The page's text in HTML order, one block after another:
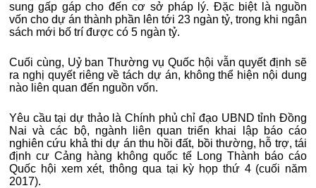
sung gấp gáp cho đến cơ sở pháp lý. Đặc biệt là nguồn
vốn cho dự án thành phần lên tới 23 ngàn tỷ, trong khi ngân
sách mới bố trí được có 5 ngàn tỷ.
Cuối cùng, Uỷ ban Thường vụ Quốc hội vẫn quyết định sẽ
ra nghị quyết riêng về tách dự án, không thể hiện nội dung
nào liên quan đến nguồn vốn.
Yêu cầu tại dự thảo là Chính phủ chỉ đạo UBND tỉnh Đồng
Nai và các bộ, ngành liên quan triển khai lập báo cáo
nghiên cứu khả thi dự án thu hồi đất, bồi thường, hỗ trợ, tái
định cư Cảng hàng không quốc tế Long Thành báo cáo
Quốc hội xem xét, thông qua tại kỳ họp thứ 4 (cuối năm
2017).